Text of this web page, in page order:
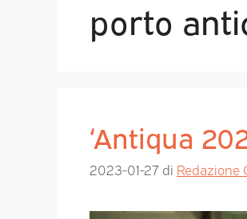
porto
‘Antiqua
2023-01-27 di Redazione